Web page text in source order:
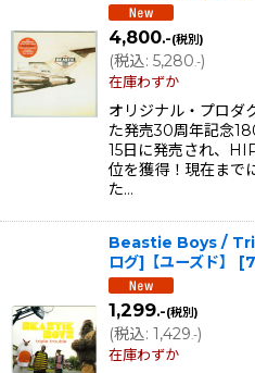
4,800.-(税別)
(税込: 5,280.-)
在庫わずか
オリジナル・プロダ
た発売30周年記念
15日に発売され、
位を獲得！現在まで
た…
Beastie Boys /
ログ]【ユーズド】
[
1,299.-(税別)
(税込: 1,429.-)
在庫わずか